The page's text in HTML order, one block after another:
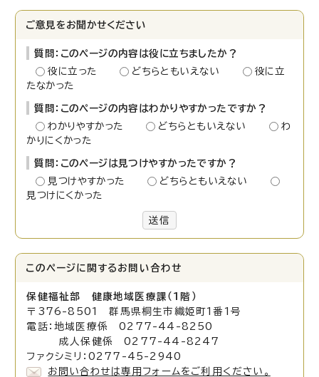
ご意見をお聞かせください
質問：このページの内容は役に立ちましたか？
役に立った
どちらともいえない
役に立
たなかった
質問：このページの内容はわかりやすかったですか？
わかりやすかった
どちらともいえない
わ
かりにくかった
質問：このページは見つけやすかったですか？
見つけやすかった
どちらともいえない
見つけにくかった
送信
このページに関する お問い合わせ
保健福祉部 健康地域医療課（1階）
〒376-8501 群馬県桐生市織姫町1番1号
電話：地域医療係 0277-44-8250
成人保健係 0277-44-8247
ファクシミリ：0277-45-2940
お問い合わせは専用フォームをご利用ください。